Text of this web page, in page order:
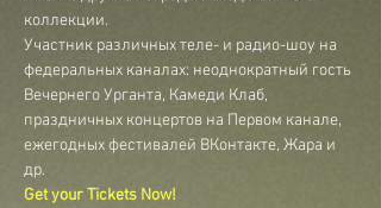
коллекции.
Участник различных теле- и радио-шоу на
федеральных каналах: неоднократный гость
Вечернего Урганта, Камеди Клаб,
праздничных концертов на Первом канале,
ежегодных фестивалей ВКонтакте, Жара и
др.
Get your Tickets Now!